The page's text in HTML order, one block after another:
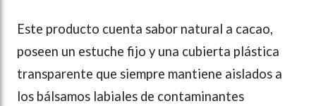
Este producto cuenta sabor natural a cacao,
poseen un estuche fijo y una cubierta plástica
transparente que siempre mantiene aislados a
los bálsamos labiales de contaminantes